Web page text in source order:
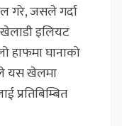
गरे, जसले गर्दा
इलियट
हाफमा घानाको
यस खेलमा
प्रतिबिम्बित